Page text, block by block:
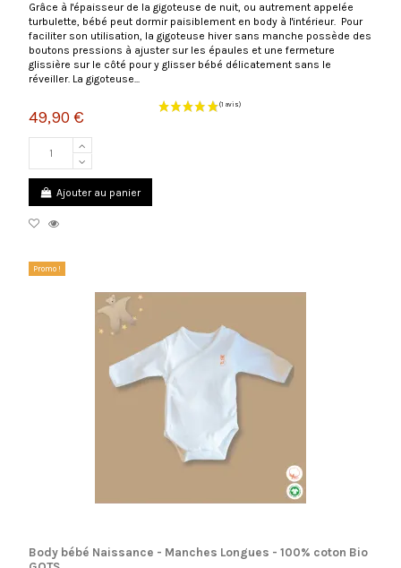
(1 avis)
Grâce à l'épaisseur de la gigoteuse de nuit, ou autrement appelée
turbulette, bébé peut dormir paisiblement en body à l'intérieur. Pour
faciliter son utilisation, la gigoteuse hiver sans manche possède des
boutons pressions à ajuster sur les épaules et une fermeture
glissière sur le côté pour y glisser bébé délicatement sans le
réveiller. La gigoteuse...
49,90 €
Ajouter au panier
Promo !
Body bébé Naissance - Manches Longues - 100% coton Bio